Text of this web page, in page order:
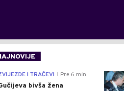
I TRAČEVI Pre 6 min
bivša žena